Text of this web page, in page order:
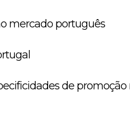
mercado português
de